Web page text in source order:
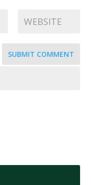
SUBMIT COMMENT